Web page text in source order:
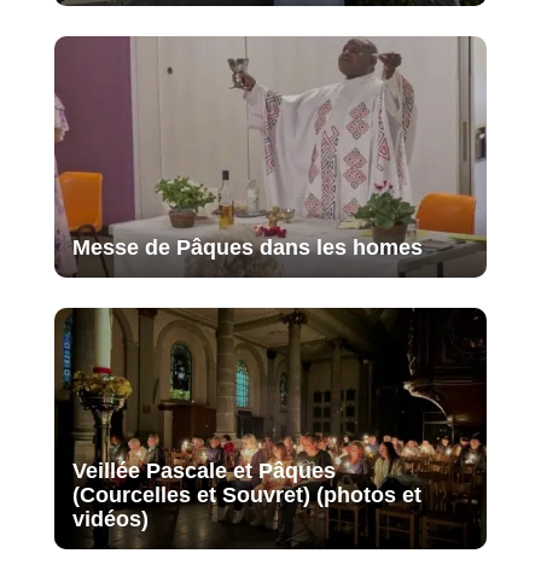
Messe de Pâques dans les homes
Veillée Pascale et Pâques
(Courcelles et Souvret) (photos et
vidéos)